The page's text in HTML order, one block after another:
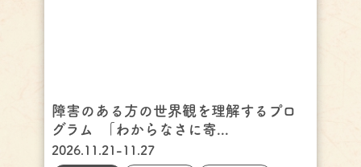
障害のある方の世界観を理解するプロ
グラム ｢わからなさに寄...
2026.11.21-11.27